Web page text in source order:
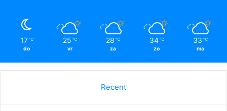
17 ℃
do
25 ℃
vr
28 ℃
za
34 ℃
zo
33 ℃
ma
Recent